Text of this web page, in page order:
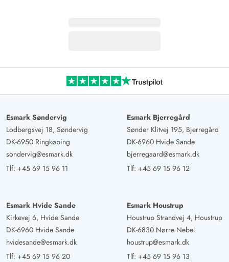
Esmark Søndervig
Lodbergsvej 18, Søndervig
DK-6950 Ringkøbing
sondervig@esmark.dk
Tlf: +45 69 15 96 11
Esmark Bjerregård
Sønder Klitvej 195, Bjerregård
DK-6960 Hvide Sande
bjerregaard@esmark.dk
Tlf: +45 69 15 96 12
Esmark Hvide Sande
Kirkevej 6, Hvide Sande
DK-6960 Hvide Sande
hvidesande@esmark.dk
Tlf: +45 69 15 96 20
Esmark Houstrup
Houstrup Strandvej 4, Houstrup
DK-6830 Nørre Nebel
houstrup@esmark.dk
Tlf: +45 69 15 96 13